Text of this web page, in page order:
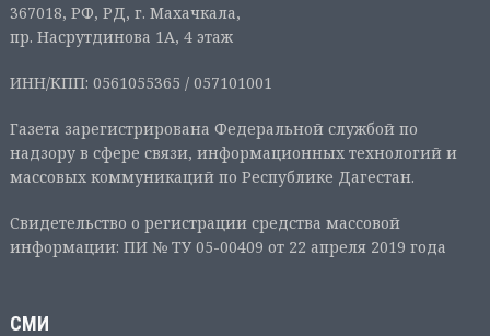
367018, РФ, РД, г. Махачкала,
пр. Насрутдинова 1А, 4 этаж
ИНН/КПП: 0561055365 / 057101001
Газета зарегистрирована Федеральной службой по
надзору в сфере связи, информационных технологий и
массовых коммуникаций по Республике Дагестан.
Свидетельство о регистрации средства массовой
информации: ПИ № ТУ 05-00409 от 22 апреля 2019 года
СМИ